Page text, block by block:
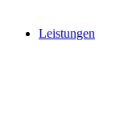
Leistungen